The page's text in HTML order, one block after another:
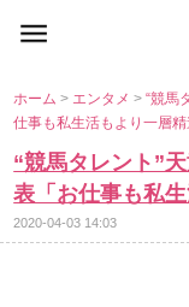
ホーム> エンタメ>“競馬
仕事も私生活もより一層
“競馬タレント”
表「お仕事も私生
2020-04-03 14:03